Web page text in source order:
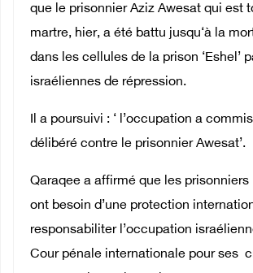
que le prisonnier Aziz Awesat qui est
martre, hier, a été battu jusqu‘à la
dans les cellules de la prison ‘Eshel’
israéliennes de répression.
Il a poursuivi : ‘ l’occupation a
délibéré contre le prisonnier Awesat’.
Qaraqee a affirmé que les
ont besoin d’une protection
responsabiliter l’occupation
Cour pénale internationale pour ses